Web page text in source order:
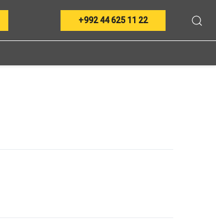
+992 44 625 11 22